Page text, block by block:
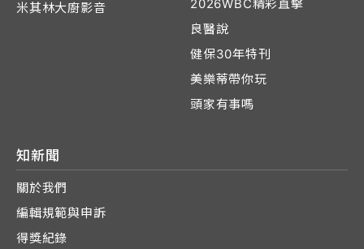
米其林大廚影音
2026WBC精彩直擊
良醫說
健保30年特刊
美樂蒂帶你玩
頭家有事嗎
知新聞
關於我們
編輯規範與申訴
得獎紀錄